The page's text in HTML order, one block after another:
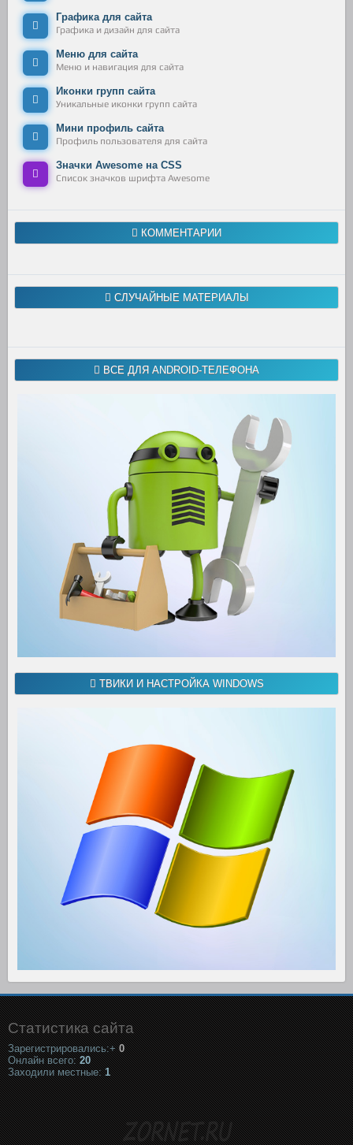
Графика для сайта
Графика и дизайн для сайта
Меню для сайта
Меню и навигация для сайта
Иконки групп сайта
Уникальные иконки групп сайта
Мини профиль сайта
Профиль пользователя для сайта
Значки Awesome на CSS
Список значков шрифта Awesome
КОММЕНТАРИИ
СЛУЧАЙНЫЕ МАТЕРИАЛЫ
ВСЕ ДЛЯ ANDROID-ТЕЛЕФОНА
ТВИКИ И НАСТРОЙКА WINDOWS
Статистика сайта
Зарегистрировались:+ 0
Онлайн всего: 20
Заходили местные: 1